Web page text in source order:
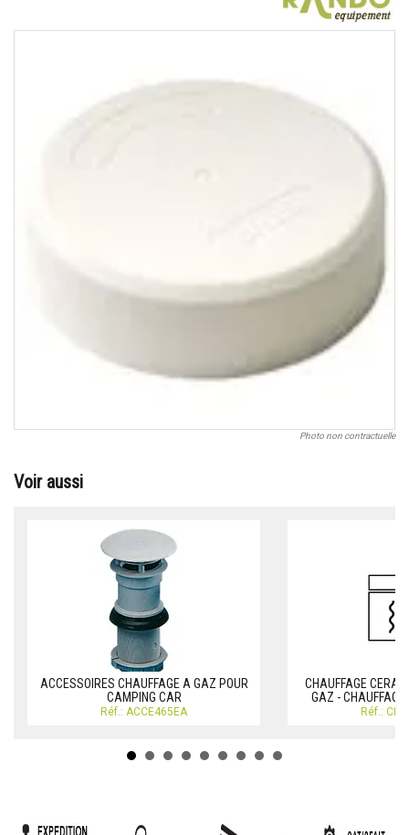
Photo non contractuelle
Voir aussi
ACCESSOIRES CHAUFFAGE A GAZ POUR
CAMPING CAR
Réf.: ACCE465EA
CHAUFFAGE
GAZ -
Réf.: